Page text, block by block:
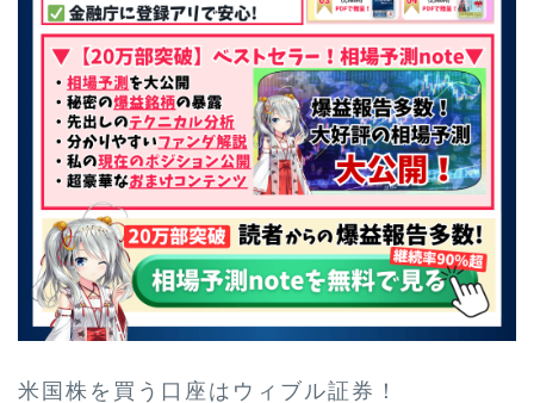
米国株を買う口座はウィブル証券！